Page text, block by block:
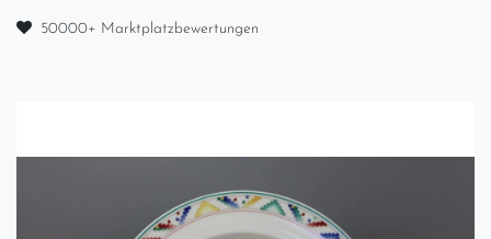
50000+ Marktplatzbewertungen